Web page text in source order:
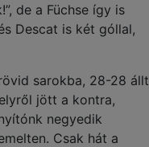
de a Füchse így is
Descat is két góllal,
sarokba, 28-28 állt
jött a kontra,
negyedik
Csak hát a